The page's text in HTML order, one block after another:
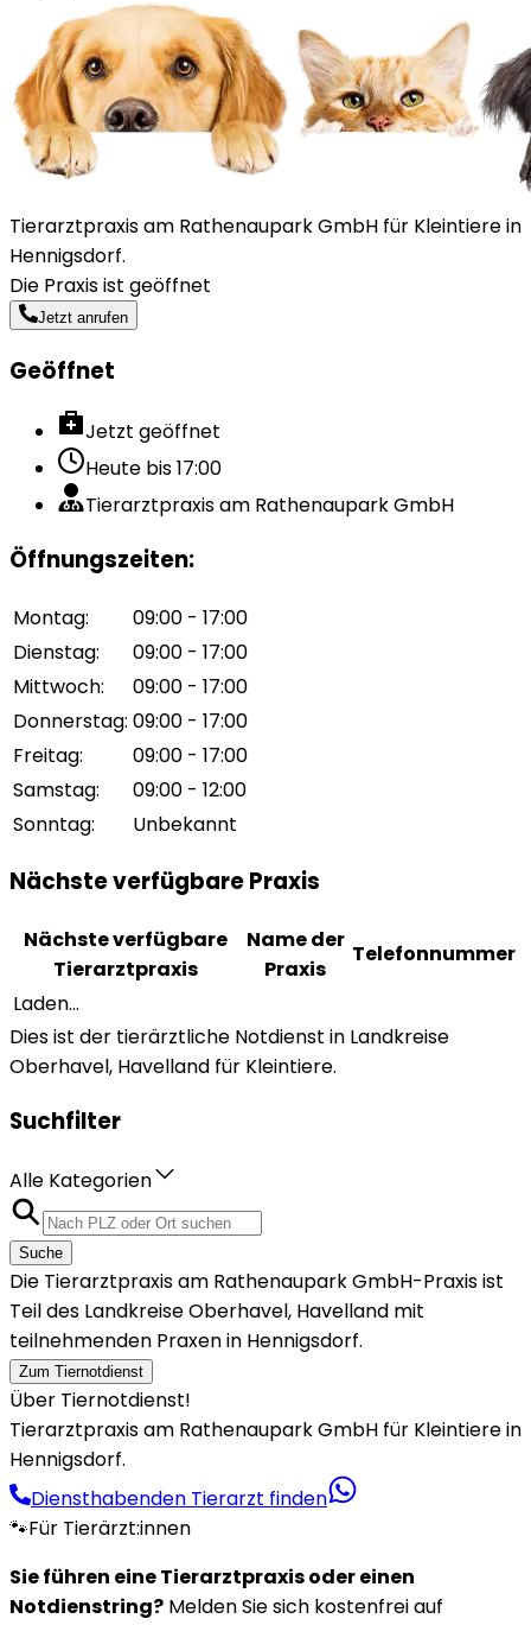
Tierarztpraxis am Rathenaupark GmbH für Kleintiere in
Hennigsdorf.
Die Praxis ist geöffnet
Jetzt anrufen
Geöffnet
Jetzt geöffnet
Heute bis17:00
Tierarztpraxis am Rathenaupark GmbH
Öffnungszeiten:
Montag:
09:00 - 17:00
Dienstag:
09:00 - 17:00
Mittwoch:
09:00 - 17:00
Donnerstag: 09:00 - 17:00
Freitag:
09:00 - 17:00
Samstag:
09:00 - 12:00
Sonntag: Unbekannt
Nächste verfügbare Praxis
Nächste verfügbare
Tierarztpraxis
Name der
Praxis
Telefonnummer
Laden...
Dies ist der tierärztliche Notdienst in Landkreise
Oberhavel, Havelland für Kleintiere.
Suchfilter
Alle Kategorien
Suche
Die Tierarztpraxis am Rathenaupark GmbH-Praxis ist
Teil des Landkreise Oberhavel, Havelland mit
teilnehmenden Praxen in Hennigsdorf.
Zum Tiernotdienst
Über Tiernotdienst!
Tierarztpraxis am Rathenaupark GmbH für Kleintiere in
Hennigsdorf.
Diensthabenden Tierarzt finden
🐾Für Tierärzt:innen
Sie führen eine Tierarztpraxis oder einen
Notdienstring? Melden Sie sich kostenfrei auf